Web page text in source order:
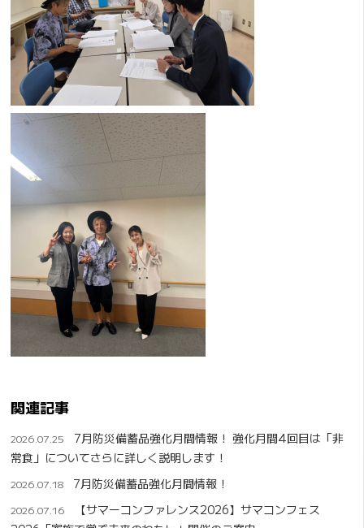
関連記事
2026.07.25
7月防災備蓄品強化月間情報！ 強化月間4回目は「非
常食」についてさらに詳しく説明します！
2026.07.18 7月防災備蓄品強化月間情報！
2026.07.16
【サマーコンファレンス2026】サマコンフェス